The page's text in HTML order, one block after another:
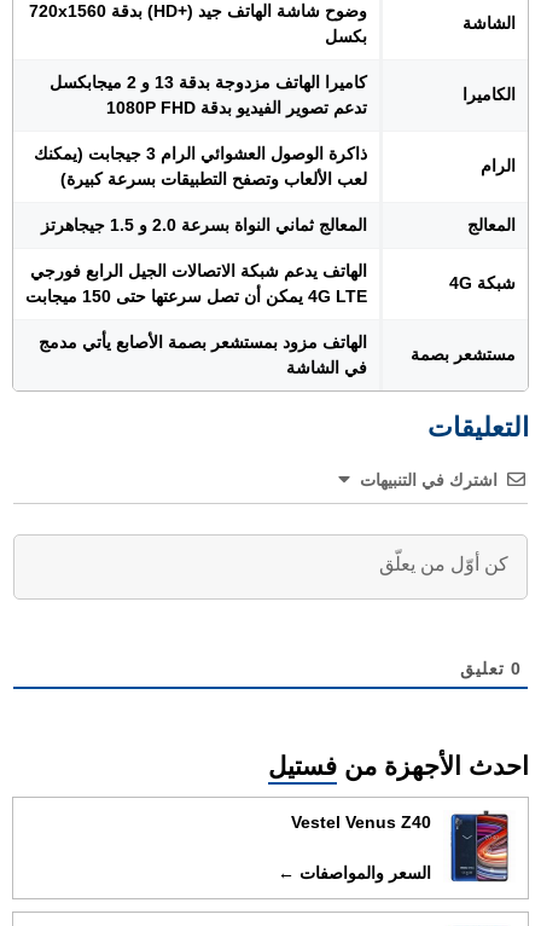
الشاشة
وضوح شاشة الهاتف جيد (+HD) بدقة 720x1560
بكسل
الكاميرا
كاميرا الهاتف مزدوجة بدقة 13 و 2 ميجابكسل
تدعم تصوير الفيديو بدقة 1080P FHD
الرام
ذاكرة الوصول العشوائي الرام 3 جيجابت (يمكنك
لعب الألعاب وتصفح التطبيقات بسرعة كبيرة)
المعالج المعالج ثماني النواة بسرعة 2.0 و 1.5 جيجاهرتز
شبكة 4G
الهاتف يدعم شبكة الاتصالات الجيل الرابع فورجي
4G LTE يمكن أن تصل سرعتها حتى 150 ميجابت
مستشعر بصمة
الهاتف مزود بمستشعر بصمة الأصابع يأتي مدمج
في الشاشة
التعليقات
اشترك في التنبيهات
0 تعليق
احدث الأجهزة من فستيل
Vestel Venus Z40
السعر والمواصفات ←